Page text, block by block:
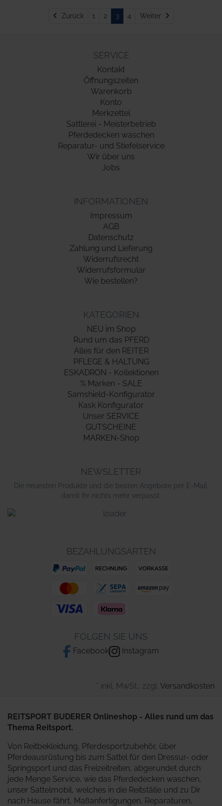
ZurückZurück
1 2 3 4 Weiter Weiter
SERVICE
Kontakt
Öffnungszeiten
Warenkorb
Konto
Merkzettel
Sattlerei - Meisterbetrieb
Pferdedecken waschen
Reparatur- und Stiefelservice
Wir über uns
Jobs
INFORMATIONEN
Impressum
AGB
Datenschutz
Zahlung und Lieferung
Widerrufsrecht
Widerrufsformular
Wie bestellen?
KATEGORIEN
NEU im Shop
Rund um das PFERD
Alles für den REITER
PFLEGE & HALTUNG
ESKADRON - Kollektionen
% Marken - SALE
Samshield-Konfigurator
Kask Konfigurator
Unser SERVICE
GUTSCHEINE
MARKEN-Shop
NEWSLETTER
Die neuesten Produkte und die besten Angebote per E-Mail,
damit Ihr nichts mehr verpasst.
BEZAHLUNGSARTEN
FOLGEN SIE UNS
Facebook Instagram
* inkl. MwSt., zzgl. Versandkosten
REITSPORT BUDERER Onlineshop - Alles rund um das
Thema Reitsport.
Von Reitbekleidung, Pferdesportzubehör, über
Pferdeausrüstung bis zum Sattel für den Dressur- oder
Springsport und das Freizeitreiten, abgerundet durch
jede Menge Service, wie das Pferdedecken waschen,
unser Sattelmobil, welches in die Reitställe und zu Dir
nach Hause fährt, Maßanfertigungen, Reparaturen,